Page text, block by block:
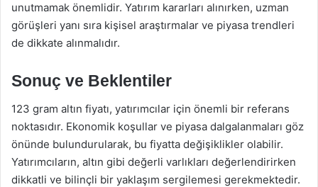
unutmamak önemlidir. Yatırım kararları alınırken, uzman
görüşleri yanı sıra kişisel araştırmalar ve piyasa trendleri
de dikkate alınmalıdır.
Sonuç ve Beklentiler
123 gram altın fiyatı, yatırımcılar için önemli bir referans
noktasıdır. Ekonomik koşullar ve piyasa dalgalanmaları göz
önünde bulundurularak, bu fiyatta değişiklikler olabilir.
Yatırımcıların, altın gibi değerli varlıkları değerlendirirken
dikkatli ve bilinçli bir yaklaşım sergilemesi gerekmektedir.